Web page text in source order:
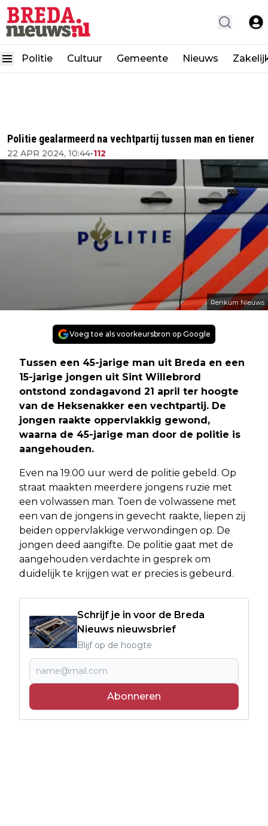
Politie Cultuur Gemeente Nieuws
Politie gealarmeerd na vechtpartij tussen man en tiener
22 APR 2024, 10:44•112
Renkum Nieuws
Voeg toe als voorkeursbron op Google
Tussen een 45-jarige man uit Breda en een
15-jarige jongen uit Sint Willebrord
ontstond zondagavond 21 april ter hoogte
van de Heksenakker een vechtpartij. De
jongen raakte oppervlakkig gewond,
waarna de 45-jarige man door de politie is
aangehouden.
Even na 19.00 uur werd de politie gebeld. Op
straat maakten meerdere jongens ruzie met
een volwassen man. Toen de volwassene met
een van de jongens in gevecht raakte, liepen zij
beiden oppervlakkige verwondingen op. De
jongen deed aangifte. De politie gaat met de
aangehouden verdachte in gesprek om
duidelijk te krijgen wat er precies is gebeurd.
Schrijf je in voor de Breda
Nieuws nieuwsbrief
Blijf op de hoogte
Abonneren